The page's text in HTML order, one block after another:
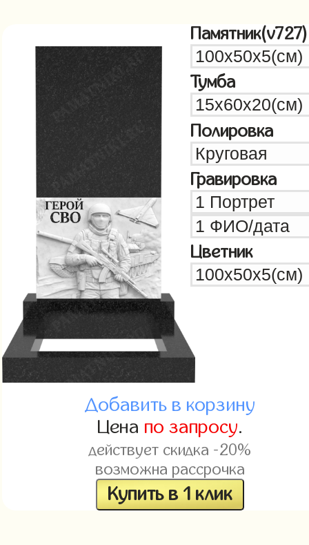
Памятник(v727)
Тумба
Полировка
Гравировка
Цветник
Добавить в корзину
Цена по запросу.
действует скидка -20%
возможна рассрочка
Купить в 1 клик